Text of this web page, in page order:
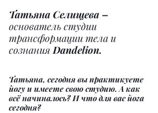
Татьяна Селищева –
основатель студии
трансформации тела и
сознания Dandelion.
Татьяна, сегодня вы практикуете
йогу и имеете свою студию. А как
всё начиналось? И что для вас йога
сегодня?